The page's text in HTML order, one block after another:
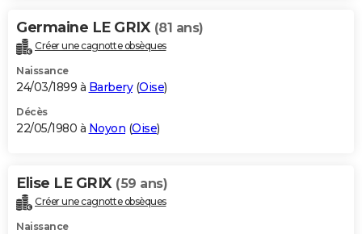
Germaine LE GRIX (81 ans)
Créer une cagnotte obsèques
Naissance
24/03/1899 à Barbery(Oise)
Décès
22/05/1980 à Noyon (Oise)
Elise LE GRIX (59 ans)
Créer une cagnotte obsèques
Naissance